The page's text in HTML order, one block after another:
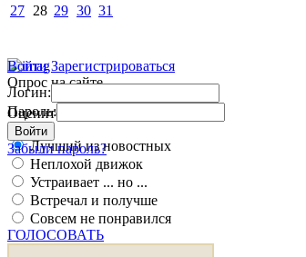
27 28 29 30 31
Войти Зарегистрироваться
Логин:
Пароль:
Войти
Забыли пароль?
Опрос на сайте
Оцените работу движка
Лучший из новостных
Неплохой движок
Устраивает ... но ...
Встречал и получше
Совсем не понравился
ГОЛОСОВАТЬ